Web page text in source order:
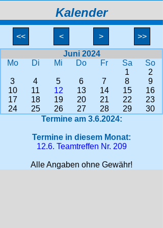
Kalender
<< < >
>>
Juni 2024
Mo
Di Mi Do Fr Sa
So
1
2
3
4 5 6 7 8
9
10
11 12 13 14 15
16
17
18 19 20 21 22
23
24
25 26 27 28 29
30
Termine am 3.6.2024:
Termine in diesem Monat:
12.6. Teamtreffen Nr. 209
Alle Angaben ohne Gewähr!